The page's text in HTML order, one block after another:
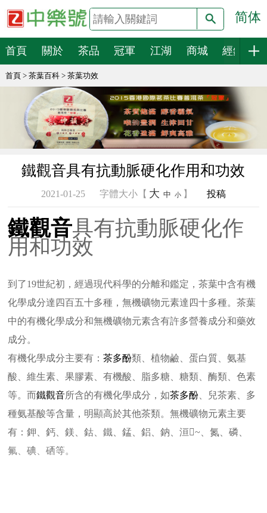
简体
首頁 關於 茶品 冠軍 江湖 商城 經銷
首頁> 茶葉百科> 茶葉功效
鐵觀音具有抗動脈硬化作用和功效
2021-01-25 字體大小【 大 中 小 】 投稿
鐵觀音具有抗動脈硬化作
用和功效
到了19世紀初，經過現代科學的分離和鑑定，茶葉中含有機
化學成分達四百五十多種，無機礦物元素達四十多種。茶葉
中的有機化學成分和無機礦物元素含有許多營養成分和藥效
成分。
有機化學成分主要有：茶多酚類、植物鹼、蛋白質、氨基
酸、維生素、果膠素、有機酸、脂多糖、糖類、酶類、色素
等。而鐵觀音所含的有機化學成分，如茶多酚 、兒茶素、多
種氨基酸等含量，明顯高於其他茶類。無機礦物元素主要
有：鉀、鈣、鎂、鈷、鐵、錳、鋁、鈉、洹~、氮、磷、
氟、碘、硒等。